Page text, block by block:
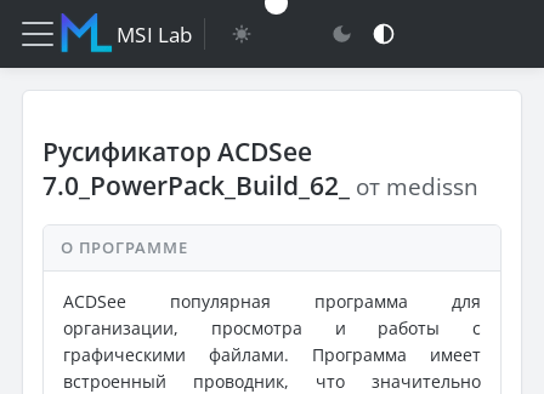
MSI Lab
Русификатор ACDSee
7.0_PowerPack_Build_62_ от medissn
О ПРОГРАММЕ
ACDSee популярная программа для
организации, просмотра и работы с
графическими файлами. Программа имеет
встроенный проводник, что значительно